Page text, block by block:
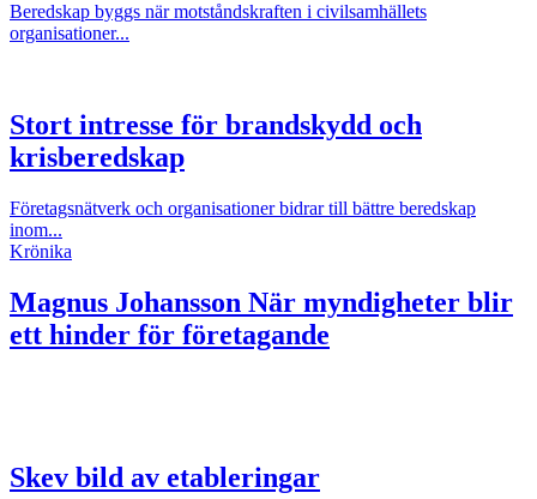
Beredskap byggs när motståndskraften i civilsamhällets
organisationer...
Stort intresse för brandskydd och
krisberedskap
Företagsnätverk och organisationer bidrar till bättre beredskap
inom...
Krönika
Magnus Johansson När myndigheter blir
ett hinder för företagande
Skev bild av etableringar